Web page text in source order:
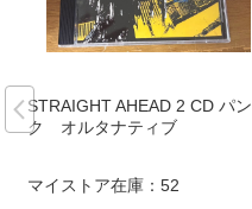
STRAIGHT AHEAD 2 CD パン
ク オルタナティブ
マイストア在庫： 52